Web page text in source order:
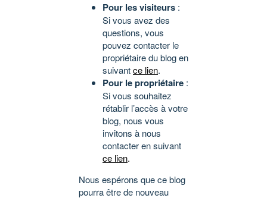
Pour les visiteurs :
Si vous avez des
questions, vous
pouvez contacter le
propriétaire du blog en
suivantce lien.
Pour le propriétaire :
Si vous souhaitez
rétablir l’accès à votre
blog, nous vous
invitons à nous
contacter en suivant
ce lien.
Nous espérons que ce blog
pourra être de nouveau